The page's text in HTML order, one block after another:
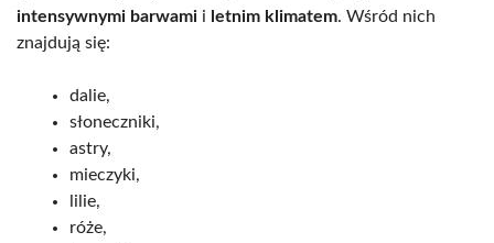
intensywnymi barwami i letnim klimatem. Wśród nich
znajdują się:
dalie,
słoneczniki,
astry,
mieczyki,
lilie,
róże,